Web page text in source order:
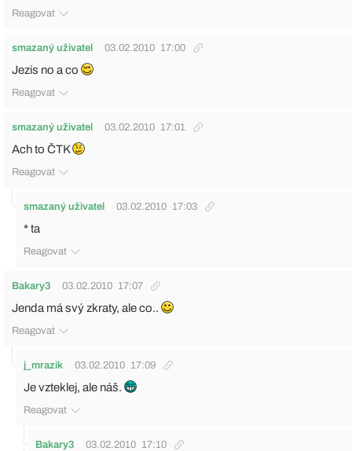
Reagovat
smazaný uživatel 03.02.2010 17:00
Jezis no a co
Reagovat
smazaný uživatel 03.02.2010 17:01
Ach to ČTK
Reagovat
smazaný uživatel 03.02.2010 17:03
* ta
Reagovat
Bakary3 03.02.2010 17:07
Jenda má svý zkraty, ale co..
Reagovat
j_mrazik 03.02.2010 17:09
Je vzteklej, ale náš.
Reagovat
Bakary3 03.02.2010 17:10